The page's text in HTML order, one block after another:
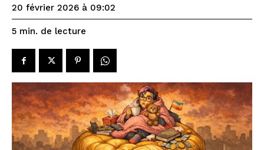
20 février 2026 à 09:02
5 min. de lecture